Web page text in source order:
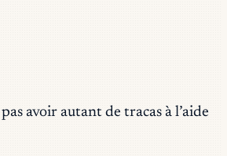
avoir autant de tracas à l’aide